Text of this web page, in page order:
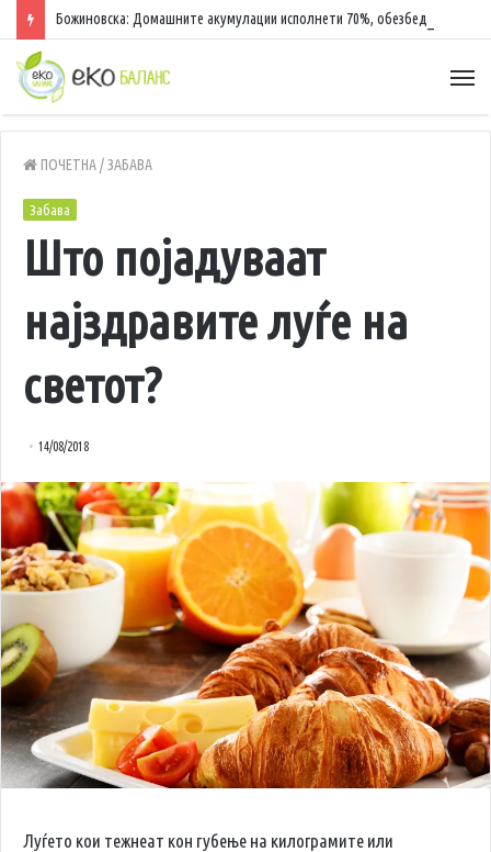
ПОЧЕТНА/ЗАБАВА
Забава
Што појадуваат
најздравите луѓе на
светот?
14/08/2018
Луѓето кои тежнеат кон губење на килограмите или